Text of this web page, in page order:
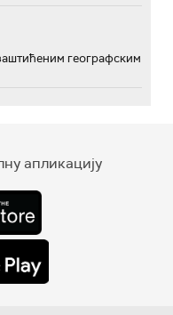
географским
апликацију